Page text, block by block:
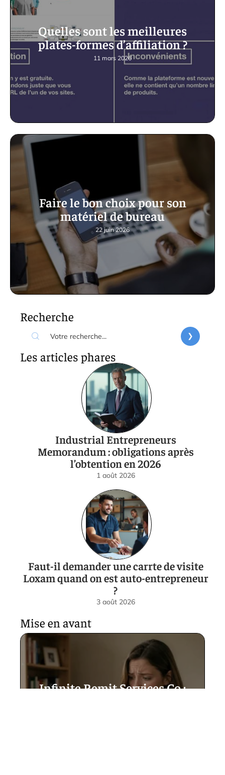
Quelles sont les meilleures
plates-formes d’affiliation ?
11 mars 2026
Faire le bon choix pour son
matériel de bureau
22 juin 2026
Recherche
Les articles phares
Industrial Entrepreneurs
Memorandum : obligations après
l’obtention en 2026
1 août 2026
Faut-il demander une carrte de visite
Loxam quand on est auto-entrepreneur
?
3 août 2026
Mise en avant
Infinite Remit Services Co :